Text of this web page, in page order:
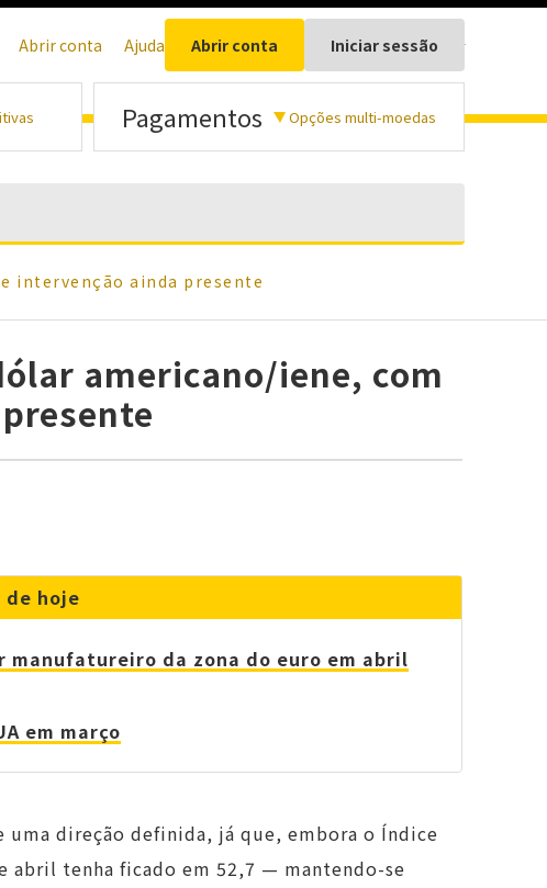
Português
Abrir conta Ajuda Abrir conta Iniciar sessão
Pagamentos Opções multi-moedas
intervenção ainda presente
americano/iene, com
de hoje
manufatureiro da zona do euro em abril
em março
direção definida, já que, embora o Índice
abril tenha ficado em 52,7 — mantendo-se